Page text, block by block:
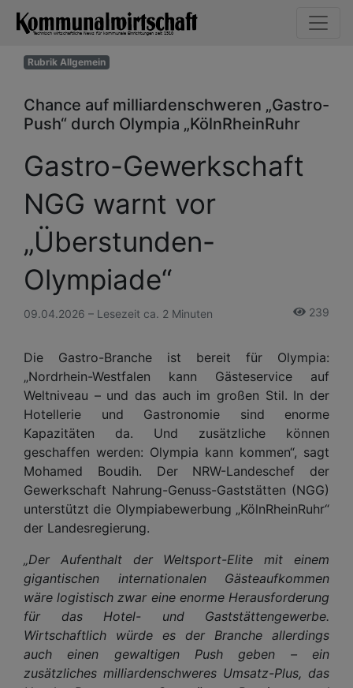
Rubrik Allgemein
Chance auf milliardenschweren „Gastro-
Push“ durch Olympia „KölnRheinRuhr
Gastro-Gewerkschaft
NGG warnt vor
„Überstunden-
Olympiade“
09.04.2026 – Lesezeit ca. 2 Minuten 239
Die Gastro-Branche ist bereit für Olympia:
„Nordrhein-Westfalen kann Gästeservice auf
Weltniveau – und das auch im großen Stil. In der
Hotellerie und Gastronomie sind enorme
Kapazitäten da. Und zusätzliche können
geschaffen werden: Olympia kann kommen“, sagt
Mohamed Boudih. Der NRW-Landeschef der
Gewerkschaft Nahrung-Genuss-Gaststätten (NGG)
unterstützt die Olympiabewerbung „KölnRheinRuhr“
der Landesregierung.
„Der Aufenthalt der Weltsport-Elite mit einem
gigantischen internationalen Gästeaufkommen
wäre logistisch zwar eine enorme Herausforderung
für das Hotel- und Gaststättengewerbe.
Wirtschaftlich würde es der Branche allerdings
auch einen gewaltigen Push geben – ein
zusätzliches milliardenschweres Umsatz-Plus, das